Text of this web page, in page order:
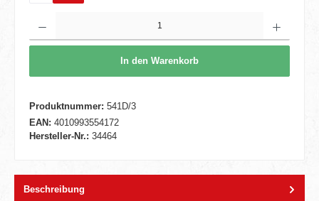
In den Warenkorb
Produktnummer: 541D/3
EAN: 4010993554172
Hersteller-Nr.: 34464
Beschreibung